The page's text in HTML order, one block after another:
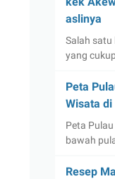
aslinya
Salah satu
yang
Peta
Wisata
Peta
bawah
Resep